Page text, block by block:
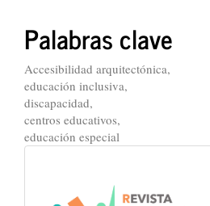
Palabras clave
Accesibilidad arquitectónica,
educación inclusiva,
discapacidad,
centros educativos,
educación especial